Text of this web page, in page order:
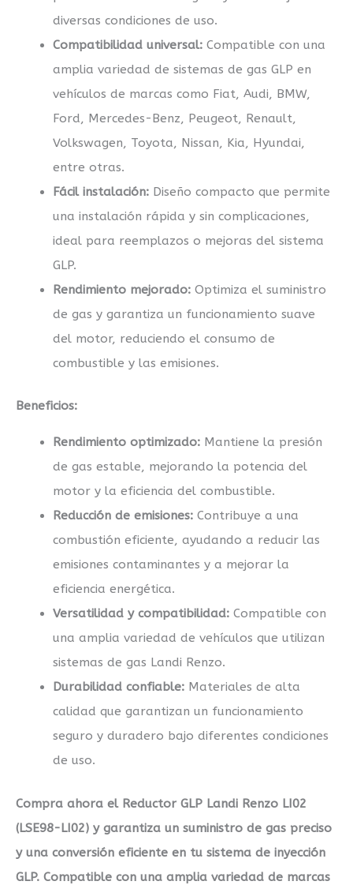
diversas condiciones de uso.
Compatibilidad universal:Compatible con una
amplia variedad de sistemas de gas GLP en
vehículos de marcas como Fiat, Audi, BMW,
Ford, Mercedes-Benz, Peugeot, Renault,
Volkswagen, Toyota, Nissan, Kia, Hyundai,
entre otras.
Fácil instalación:Diseño compacto que permite
una instalación rápida y sin complicaciones,
ideal para reemplazos o mejoras del sistema
GLP.
Rendimiento mejorado:Optimiza el suministro
de gas y garantiza un funcionamiento suave
del motor, reduciendo el consumo de
combustible y las emisiones.
Beneficios:
Rendimiento optimizado:Mantiene la presión
de gas estable, mejorando la potencia del
motor y la eficiencia del combustible.
Reducción de emisiones:Contribuye a una
combustión eficiente, ayudando a reducir las
emisiones contaminantes y a mejorar la
eficiencia energética.
Versatilidad y compatibilidad:Compatible con
una amplia variedad de vehículos que utilizan
sistemas de gas Landi Renzo.
Durabilidad confiable:Materiales de alta
calidad que garantizan un funcionamiento
seguro y duradero bajo diferentes condiciones
de uso.
Compra ahora el Reductor GLP Landi Renzo LI02
(LSE98-LI02) y garantiza un suministro de gas preciso
y una conversión eficiente en tu sistema de inyección
GLP. Compatible con una amplia variedad de marcas